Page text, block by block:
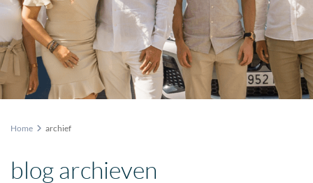
Home archief
blog archieven